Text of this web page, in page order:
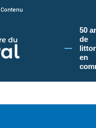
Conservatoire du littoral, vous
Contenu
50
de
en